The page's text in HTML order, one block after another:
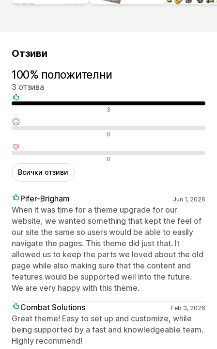
Отзиви
100% положителни
3 отзива
Положителни отзиви 3
Неутрални отзиви 0
Отрицателни отзиви 0
Всички отзиви
Pifer-Brigham Jun 1, 2026
When it was time for a theme upgrade for our
website, we wanted something that kept the feel of
our site the same so users would be able to easily
navigate the pages. This theme did just that. It
allowed us to keep the parts we loved about the old
page while also making sure that the content and
features would be supported well into the future.
We are very happy with this theme.
Combat Solutions
Feb 3, 2026
Great theme! Easy to set up and customize, while
being supported by a fast and knowledgeable team.
Highly recommend!